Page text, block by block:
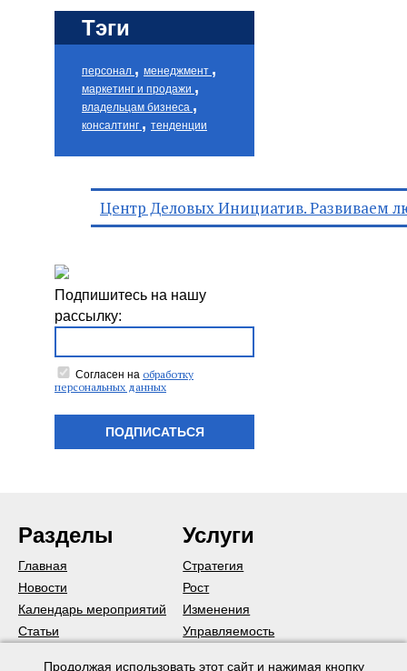
Тэги
персонал , менеджмент ,
маркетинг и продажи ,
владельцам бизнеса ,
консалтинг , тенденции
Центр Деловых Инициатив. Развиваем
Подпишитесь на нашу
рассылку:
Согласен на обработку
персональных данных
ПОДПИСАТЬСЯ
Разделы Услуги
Главная
Новости
Календарь мероприятий
Статьи
Стратегия
Рост
Изменения
Управляемость
Продолжая использовать этот сайт и нажимая кнопку